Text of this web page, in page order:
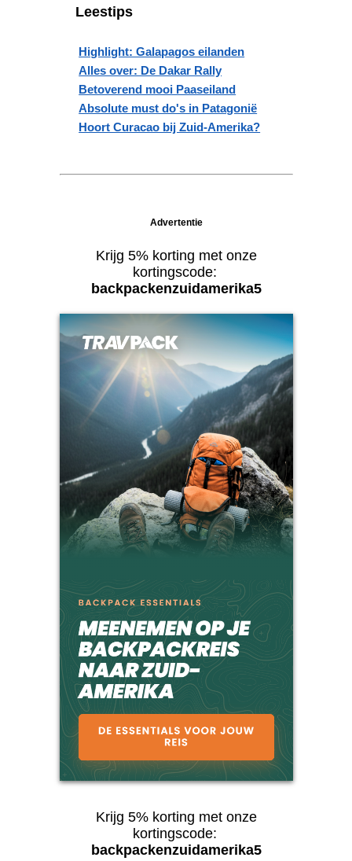
Leestips
Highlight: Galapagos eilanden
Alles over: De Dakar Rally
Betoverend mooi Paaseiland
Absolute must do's in Patagonië
Hoort Curacao bij Zuid-Amerika?
Advertentie
Krijg 5% korting met onze
kortingscode:
backpackenzuidamerika5
Krijg 5% korting met onze
kortingscode:
backpackenzuidamerika5